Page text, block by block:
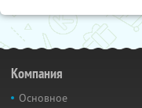
Компания
Основное